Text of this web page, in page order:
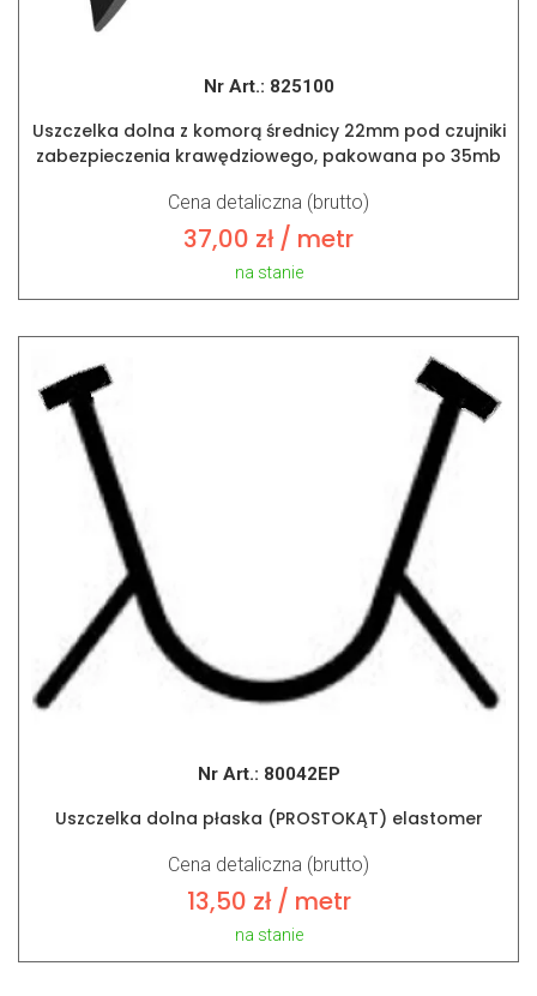
Nr Art.: 825100
Uszczelka dolna z komorą średnicy 22mm pod czujniki
zabezpieczenia krawędziowego, pakowana po 35mb
Cena detaliczna (brutto)
37,00 zł / metr
na stanie
Nr Art.: 80042EP
Uszczelka dolna płaska (PROSTOKĄT) elastomer
Cena detaliczna (brutto)
13,50 zł/ metr
na stanie